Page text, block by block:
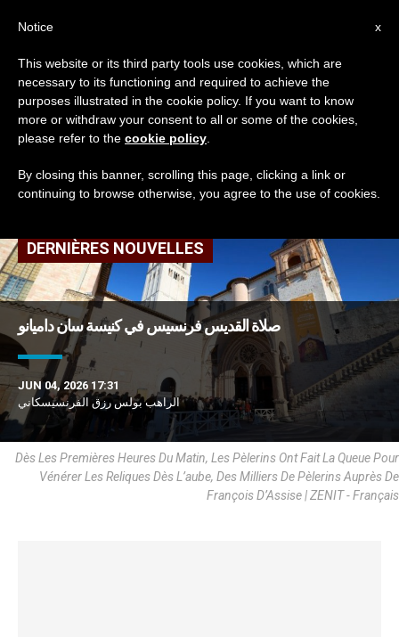
TAG
Posts Tagged ‘سان
داميانو’
DERNIÈRES NOUVELLES
صلاة القديس فرنسيس في كنيسة سان داميانو
JUN 04, 2026 17:31
الراهب بولس رزق الفرنسيسكاني
Dès Les Premières Heures Du Matin, Les Pèlerins Ont Fait La Queue Pour
Vénérer Les Reliques Dès L’aube, Des Milliers De Pèlerins Auprès De
François D’Assise | ZENIT - Français
x
Notice
This website or its third party tools use cookies, which are
necessary to its functioning and required to achieve the
purposes illustrated in the cookie policy. If you want to know
more or withdraw your consent to all or some of the cookies,
please refer to the cookie policy
By closing this banner, scrolling this page, clicking a link or
continuing to browse otherwise, you agree to the use of cookies.